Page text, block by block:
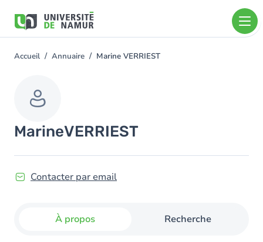
contenu
You
Accueil Annuaire Marine VERRIEST
MarineVERRIEST
Contacter par email
À propos Recherche